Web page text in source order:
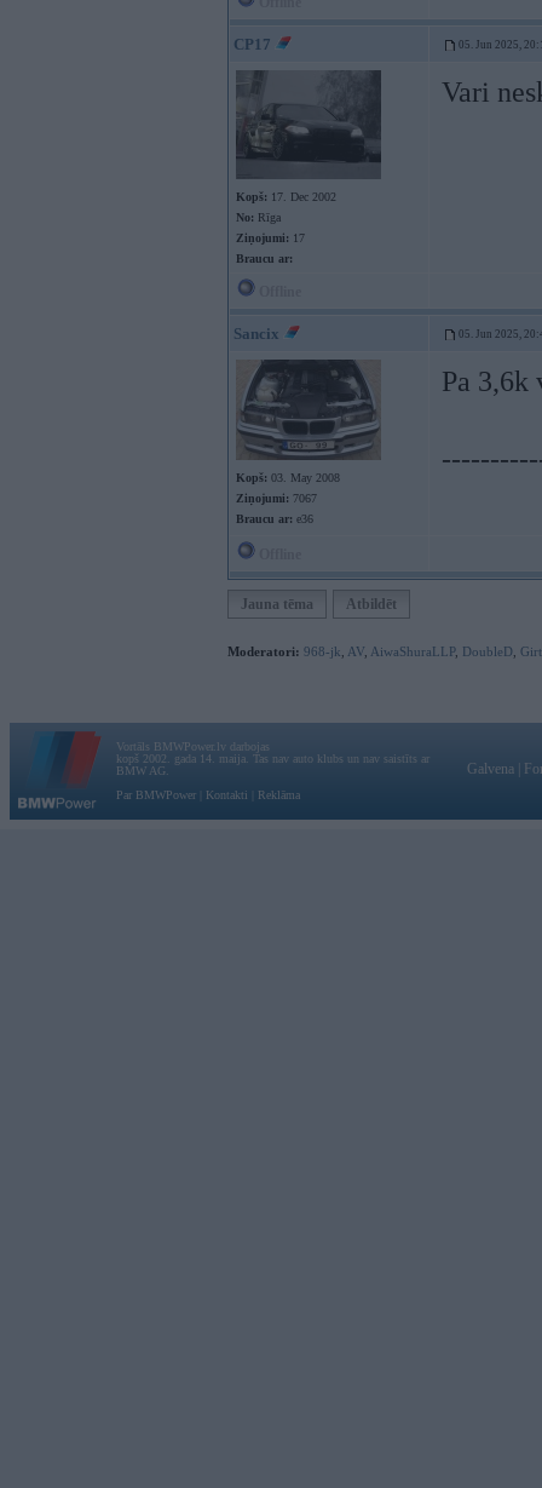
CP17 05. Jun 2025,
Kopš: 17. Dec 2002
No: Rīga
Ziņojumi: 17
Braucu ar:
Vari
Sancix 05. Jun 2025,
Kopš: 03. May 2008
Ziņojumi: 7067
Braucu ar: e36
Pa 3,6k
Jauna tēma Atbildēt
Moderatori: 968-jk AV AiwaShuraLLP, DoubleD
Vortāls BMWPower.lv darbojas
kopš 2002. gada 14. maija. Tas nav auto klubs un nav saistīts ar
BMW AG.
Par BMWPower
Kontakti Reklāma
Galvena